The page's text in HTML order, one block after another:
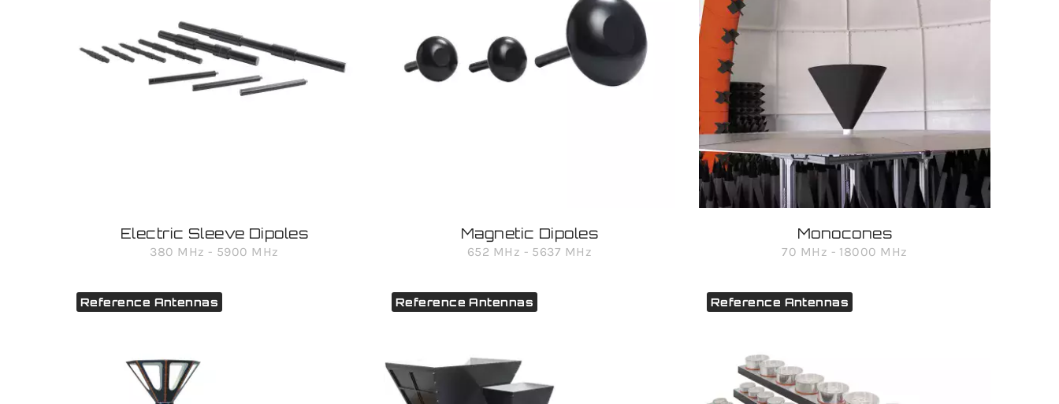
Electric Sleeve Dipoles
380 MHz - 5900 MHz
Magnetic Dipoles
652 MHz - 5637 MHz
Monocones
70 MHz - 18000 MHz
Reference Antennas Reference Antennas Reference Antennas